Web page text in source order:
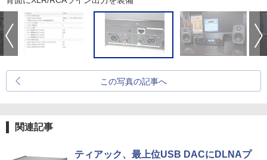
この写真の記事へ
関連記事
ティアック、最上位USB DACにDLNAプ